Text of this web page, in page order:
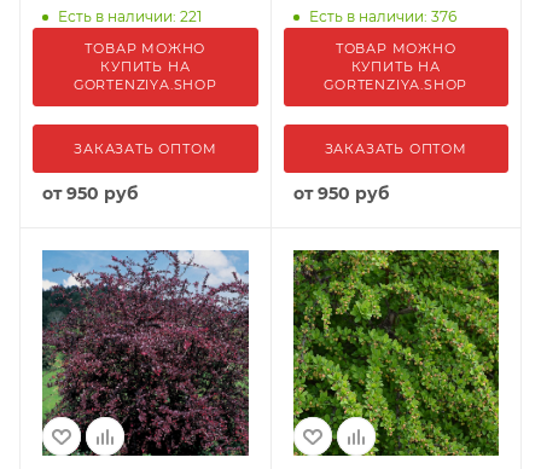
Есть в наличии: 221
ТОВАР МОЖНО
КУПИТЬ НА
GORTENZIYA.SHOP
ЗАКАЗАТЬ ОПТОМ
от950 руб
Есть в наличии: 376
ТОВАР МОЖНО
КУПИТЬ НА
GORTENZIYA.SHOP
ЗАКАЗАТЬ ОПТОМ
от950 руб